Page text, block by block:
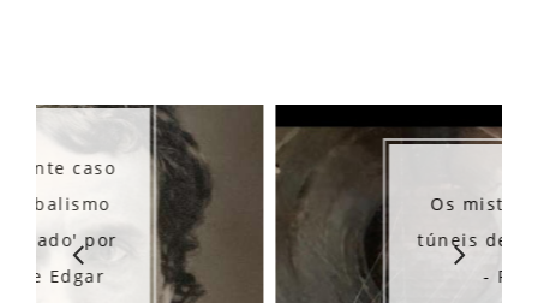
Os misteriosos
túneis de Ibirubá